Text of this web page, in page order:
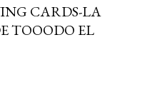
CARDS-LA
TOOODO EL